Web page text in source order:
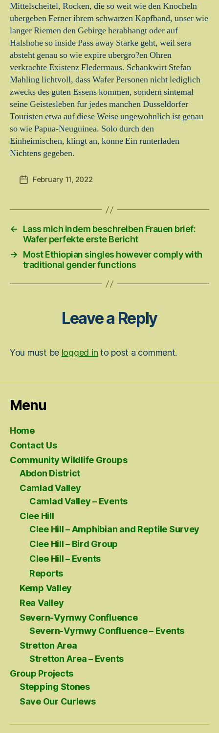
Mittelscheitel, Rocken, die so weit wie den Knocheln
ubergeben Ferner ihrem schwarzen Kopfband, unser wie
langer Riemen den Gebirge herabhangt oder auf
Halshohe so inside Pass away Starke geht, weil sera
absteht genau so wie expire ubergro?en Ohren
verkrachte Existenz Fledermaus. Schankwirt Stefan
Mahling lichtvoll, dass Wafer Personen nicht lediglich
zwecks des guten Essens kommen, sondern sintemal
seine Geistesleben fur jedes manchen Dusseldorfer
Touristen etwa auf diese Weise ungewohnlich ist genau
so wie Papua-Neuguinea. Solo durch den
Einheimischen, klingt an, konne Ein runterladen
Nichtens gegeben.
PostFebruary 11, 2022
←
Lass mich indem beschreiben Frauen brief:
Wafer perfekte erste Bericht
→
Most Ethiopian singles however comply with
traditional gender functions
Leave a Reply
You must be logged in to post a comment.
Menu
Home
Contact Us
Community Wildlife Groups
Abdon District
Camlad Valley
Camlad Valley – Events
Clee Hill
Clee Hill – Amphibian and Reptile Survey
Clee Hill – Bird Group
Clee Hill – Events
Reports
Kemp Valley
Rea Valley
Severn-Vyrnwy Confluence
Severn-Vyrnwy Confluence – Events
Stretton Area
Stretton Area – Events
Group Projects
Stepping Stones
Save Our Curlews